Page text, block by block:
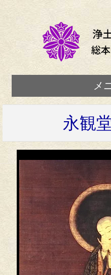
メ
永観